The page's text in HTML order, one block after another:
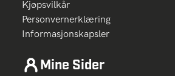
Kjøpsvilkår
Personvernerklæring
Informasjonskapsler
Mine Sider